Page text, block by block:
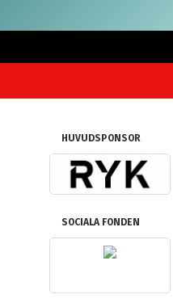
HUVUDSPONSOR
SOCIALA FONDEN